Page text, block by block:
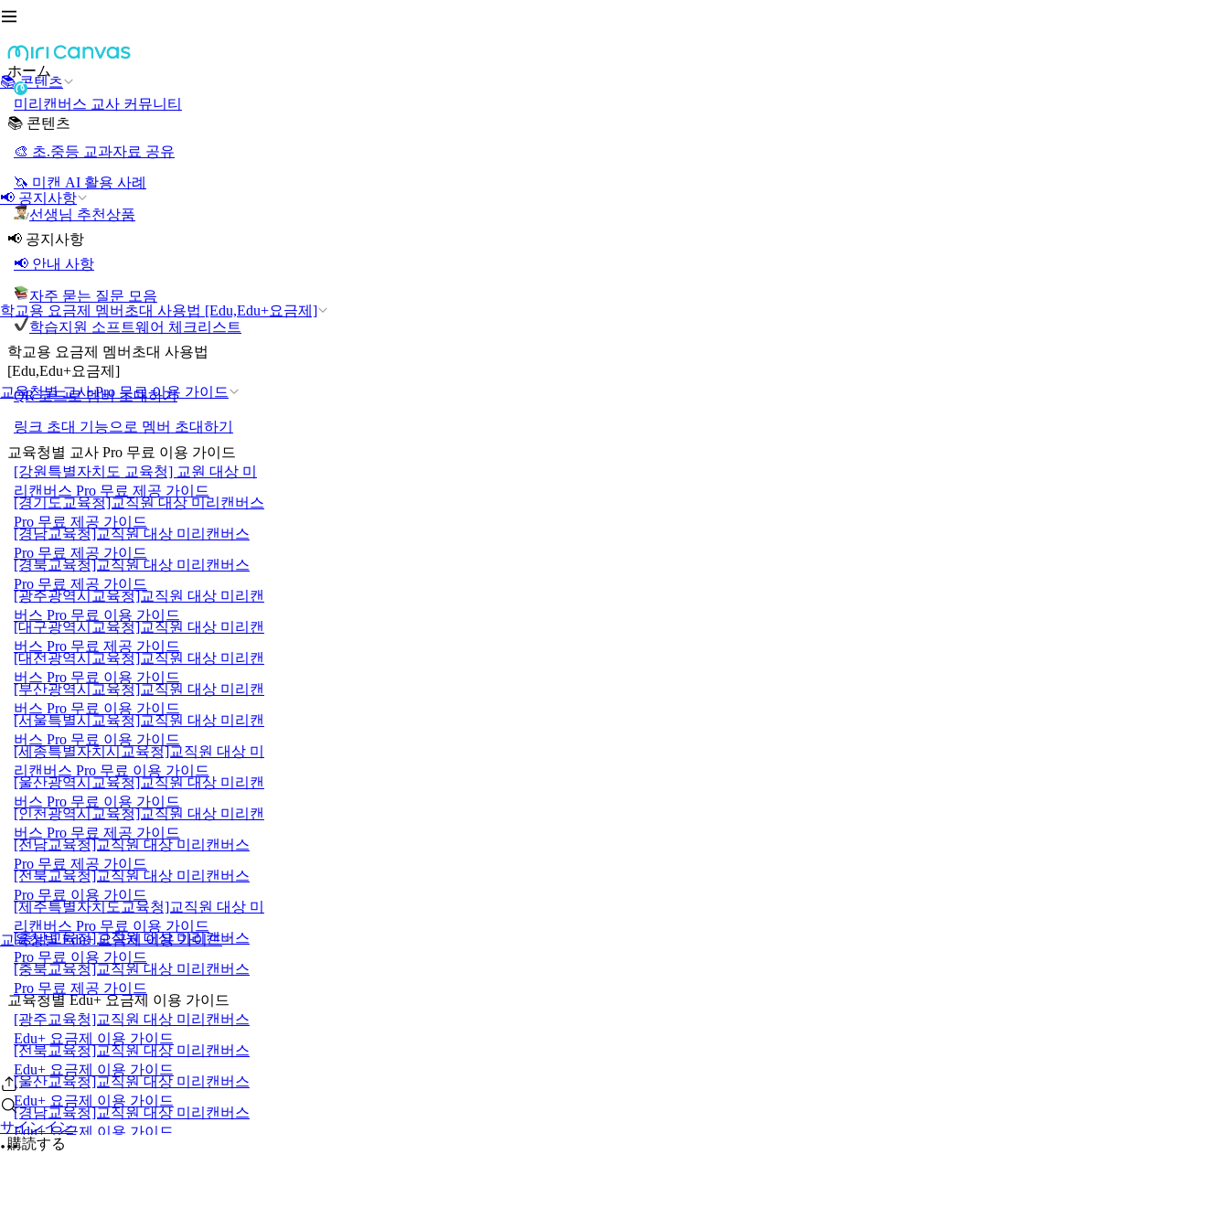
📚 콘텐츠
📢 공지사항
학교용 요금제 멤버초대 사용법 [Edu,Edu+요금제]
교육청별 교사 Pro 무료 이용 가이드
교육청별 Edu+ 요금제 이용 가이드
サインイン
ホーム
미리캔버스 교사 커뮤니티
📚 콘텐츠
🎨 초.중등 교과자료 공유
🦄 미캔 AI 활용 사례
선생님 추천상품
📢 공지사항
📢 안내 사항
자주 묻는 질문 모음
학습지원 소프트웨어 체크리스트
학교용 요금제 멤버초대 사용법
[Edu,Edu+요금제]
QR 코드로 멤버 초대하기
링크 초대 기능으로 멤버 초대하기
교육청별 교사 Pro 무료 이용 가이드
[강원특별자치도 교육청] 교원 대상 미
리캔버스 Pro 무료 제공 가이드
[경기도교육청]교직원 대상 미리캔버스
Pro 무료 제공 가이드
[경남교육청]교직원 대상 미리캔버스
Pro 무료 제공 가이드
[경북교육청]교직원 대상 미리캔버스
Pro 무료 제공 가이드
[광주광역시교육청]교직원 대상 미리캔
버스 Pro 무료 이용 가이드
[대구광역시교육청]교직원 대상 미리캔
버스 Pro 무료 제공 가이드
[대전광역시교육청]교직원 대상 미리캔
버스 Pro 무료 이용 가이드
[부산광역시교육청]교직원 대상 미리캔
버스 Pro 무료 이용 가이드
[서울특별시교육청]교직원 대상 미리캔
버스 Pro 무료 이용 가이드
[세종특별자치시교육청]교직원 대상 미
리캔버스 Pro 무료 이용 가이드
[울산광역시교육청]교직원 대상 미리캔
버스 Pro 무료 이용 가이드
[인천광역시교육청]교직원 대상 미리캔
버스 Pro 무료 제공 가이드
[전남교육청]교직원 대상 미리캔버스
Pro 무료 제공 가이드
[전북교육청]교직원 대상 미리캔버스
Pro 무료 이용 가이드
[제주특별자치도교육청]교직원 대상 미
리캔버스 Pro 무료 이용 가이드
[충남교육청]교직원 대상 미리캔버스
Pro 무료 이용 가이드
[충북교육청]교직원 대상 미리캔버스
Pro 무료 제공 가이드
교육청별 Edu+ 요금제 이용 가이드
[광주교육청]교직원 대상 미리캔버스
Edu+ 요금제 이용 가이드
[전북교육청]교직원 대상 미리캔버스
Edu+ 요금제 이용 가이드
[울산교육청]교직원 대상 미리캔버스
Edu+ 요금제 이용 가이드
[경남교육청]교직원 대상 미리캔버스
Edu+ 요금제 이용 가이드
購読する